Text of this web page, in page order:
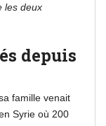
les deux
depuis
famille venait
Syrie où 200